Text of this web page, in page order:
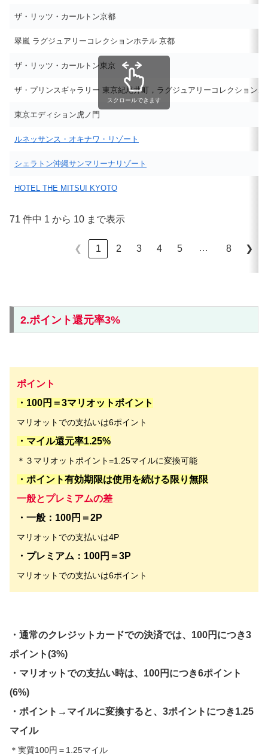
ザ・リッツ・カールトン京都
翠嵐 ラグジュアリーコレクションホテル 京都
ザ・リッツ・カールトン東京
ザ・プリンスギャラリー 東京紀尾井町，ラグジュアリーコレクションホ
東京エディション虎ノ門
ルネッサンス・オキナワ・リゾート
シェラトン沖縄サンマリーナリゾート
HOTEL THE MITSUI KYOTO
71 件中 1 から 10 まで表示
❮ 1 2 3 4 5 … 8 ❯
スクロールできます
2.ポイント還元率3%
ポイント
・100円＝3マリオットポイント
マリオットでの支払いは6ポイント
・マイル還元率1.25%
＊３マリオットポイント=1.25マイルに変換可能
・ポイント有効期限は使用を続ける限り無限
一般とプレミアムの差
・一般：100円＝2P
マリオットでの支払いは4P
・プレミアム：100円＝3P
マリオットでの支払いは6ポイント
・通常のクレジットカードでの決済では、100円につき3
ポイント(3%)
・マリオットでの支払い時は、100円につき6ポイント
(6%)
・ポイント→マイルに変換すると、3ポイントにつき1.25
マイル
＊実質100円＝1.25マイル